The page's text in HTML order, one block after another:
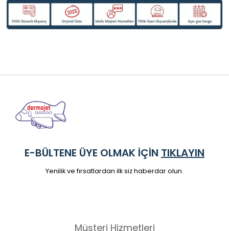
E-BÜLTENE ÜYE OLMAK İÇİN TIKLAYIN
Yenilik ve fırsatlardan ilk siz haberdar olun.
Müşteri Hizmetleri